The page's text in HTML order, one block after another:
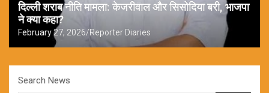
दिल्ली शराब नीति मामला: केजरीवाल और सिसोदिया बरी, भाजपा
ने क्या कहा?
February 27, 2026 Reporter Diaries
Search News